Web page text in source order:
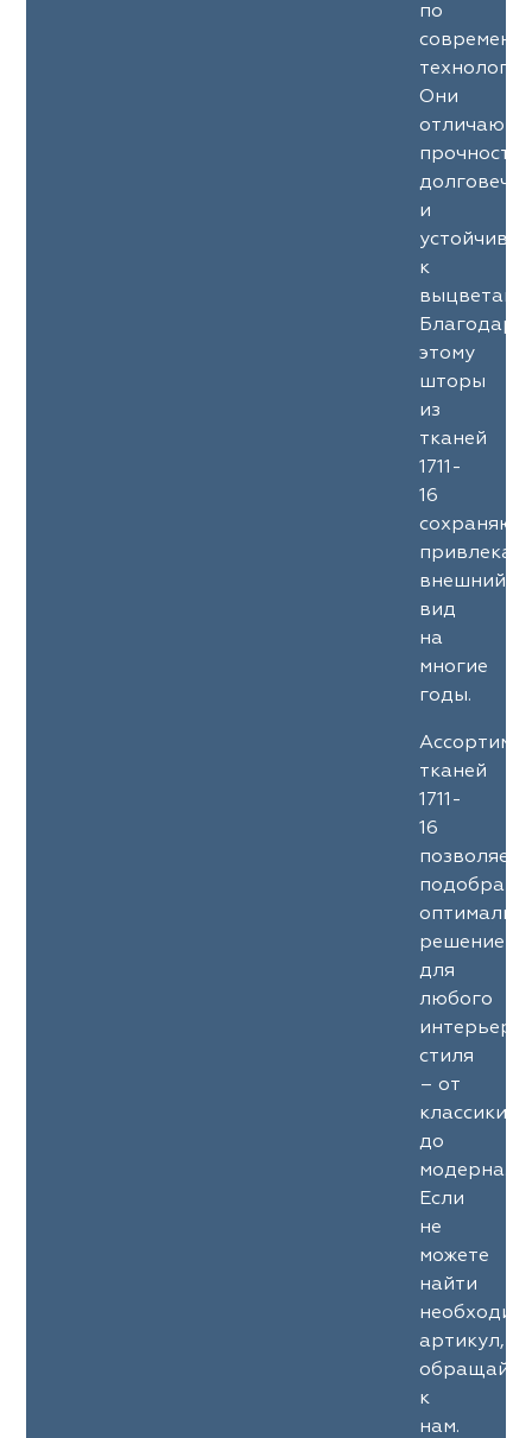
по
Они
и
к
Благодаря
этому
шторы
из
тканей
1711-
16
сохраняют
внешний
вид
на
многие
годы.
тканей
1711-
16
позволяет
подобрать
решение
для
любого
стиля
– от
классики
до
модерна.
Если
не
можете
найти
артикул,
к
нам.